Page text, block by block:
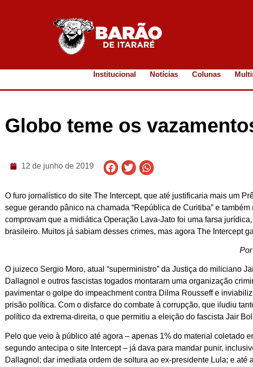
Institucional Notícias Colunas
Globo teme os
12 de junho de 2019
O furo jornalístico do site The Intercept, que até justificaria mais um
segue gerando pânico na chamada “República de Curitiba” e
comprovam que a midiática Operação Lava-Jato foi uma farsa
brasileiro. Muitos já sabiam desses crimes, mas agora The Intercept
O juizeco Sergio Moro, atual “superministro” da Justiça do miliciano
Dallagnol e outros fascistas togados montaram uma organização
pavimentar o golpe do impeachment contra Dilma Rousseff e
prisão política. Com o disfarce do combate à corrupção, que iludiu
político da extrema-direita, o que permitiu a eleição do fascista Jair
Pelo que veio à público até agora – apenas 1% do material coletado
segundo antecipa o site Intercept – já dava para mandar punir,
Dallagnol; dar imediata ordem de soltura ao ex-presidente Lula; e